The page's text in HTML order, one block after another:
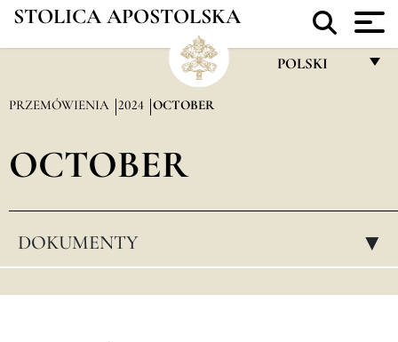
STOLICA APOSTOLSKA
POLSKI
DEUTSCH
PRZEMÓWIENIA 2024 OCTOBER
OCTOBER
DOKUMENTY ▸